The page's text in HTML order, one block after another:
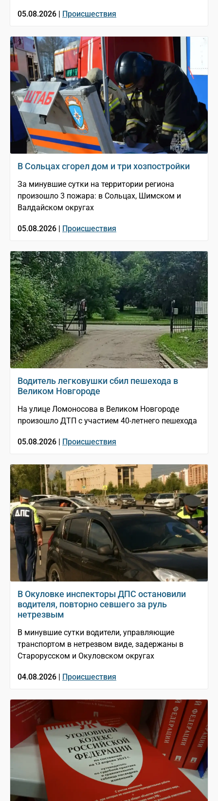
05.08.2026 | Происшествия
В Сольцах сгорел дом и три хозпостройки
За минувшие сутки на территории региона
произошло 3 пожара: в Сольцах, Шимском и
Валдайском округах
05.08.2026 | Происшествия
Водитель легковушки сбил пешехода в
Великом Новгороде
На улице Ломоносова в Великом Новгороде
произошло ДТП с участием 40-летнего пешехода
05.08.2026 | Происшествия
В Окуловке инспекторы ДПС остановили
водителя, повторно севшего за руль
нетрезвым
В минувшие сутки водители, управляющие
транспортом в нетрезвом виде, задержаны в
Старорусском и Окуловском округах
04.08.2026 | Происшествия